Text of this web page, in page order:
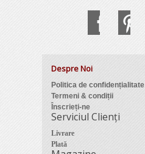
Despre Noi
Politica de confidențialitate
Termeni & condiții
Înscrieți-ne
Serviciul Clienți
Livrare
Plată